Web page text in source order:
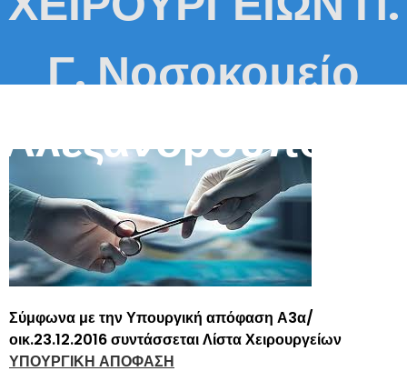
Γ. Νοσοκομείο
Αλεξανδρούπολης
Σύμφωνα με την Υπουργική απόφαση Α3α/
οικ.23.12.2016 συντάσσεται Λίστα Χειρουργείων
ΥΠΟΥΡΓΙΚΗ ΑΠΟΦΑΣΗ